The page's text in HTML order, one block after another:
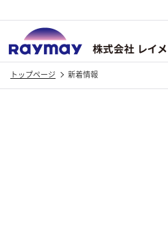
トップページ 新着情報